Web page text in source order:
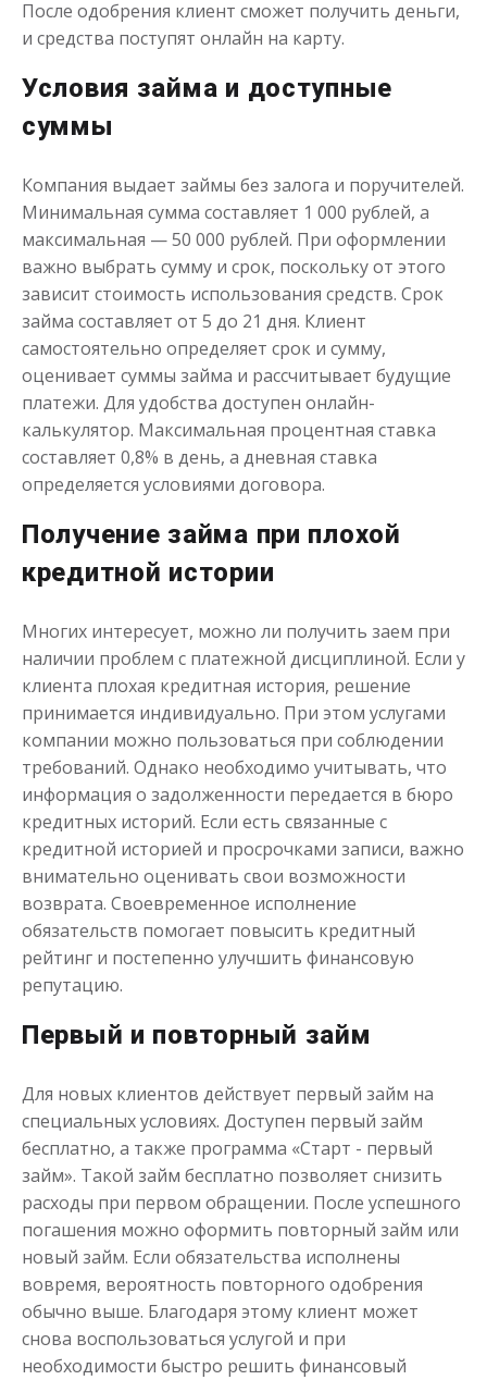
Моментальный займ
до50 000 ₽
Срок
Одолжим до 30 дней
Сумма до
Срок от 1 до 30 дня
Переведём в долг
Сумма до 50 000₽
от 1 до 21 дня
Получить
Сумма до50 000₽
Срок от 1до 21 дня
Получить
После одобрения клиент сможет получить деньги,
и средства поступят онлайн на карту.
Условия займа и доступные
суммы
Компания выдает займы без залога и поручителей.
Минимальная сумма составляет 1 000 рублей, а
максимальная — 50 000 рублей. При оформлении
важно выбрать сумму и срок, поскольку от этого
зависит стоимость использования средств. Срок
займа составляет от 5 до 21 дня. Клиент
самостоятельно определяет срок и сумму,
оценивает суммы займа и рассчитывает будущие
платежи. Для удобства доступен онлайн-
калькулятор. Максимальная процентная ставка
составляет 0,8% в день, а дневная ставка
определяется условиями договора.
Получение займа при плохой
кредитной истории
Многих интересует, можно ли получить заем при
наличии проблем с платежной дисциплиной. Если у
клиента плохая кредитная история, решение
принимается индивидуально. При этом услугами
компании можно пользоваться при соблюдении
требований. Однако необходимо учитывать, что
информация о задолженности передается в бюро
кредитных историй. Если есть связанные с
кредитной историей и просрочками записи, важно
внимательно оценивать свои возможности
возврата. Своевременное исполнение
обязательств помогает повысить кредитный
рейтинг и постепенно улучшить финансовую
репутацию.
Первый и повторный займ
Для новых клиентов действует первый займ на
специальных условиях. Доступен первый займ
бесплатно, а также программа «Старт - первый
займ». Такой займ бесплатно позволяет снизить
расходы при первом обращении. После успешного
погашения можно оформить повторный займ или
новый займ. Если обязательства исполнены
вовремя, вероятность повторного одобрения
обычно выше. Благодаря этому клиент может
снова воспользоваться услугой и при
необходимости быстро решить финансовый